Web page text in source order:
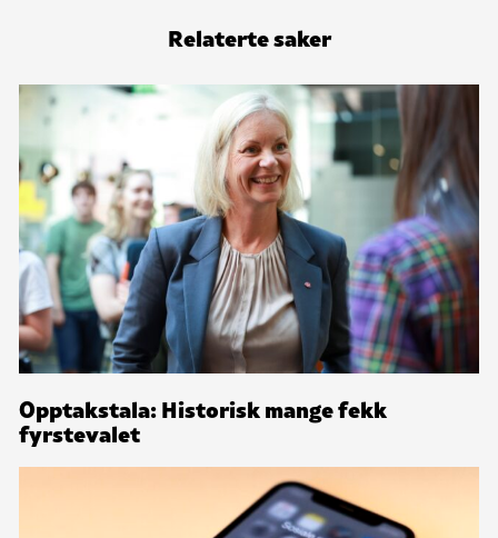
Relaterte saker
Opptakstala: Historisk mange fekk
fyrstevalet